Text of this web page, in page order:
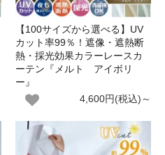
【100サイズから選べる】UV
カット率99％！遮像・遮熱断
熱・採光効果カラーレースカ
ーテン『メルト アイボリ
ー』
4,600円(税込)～